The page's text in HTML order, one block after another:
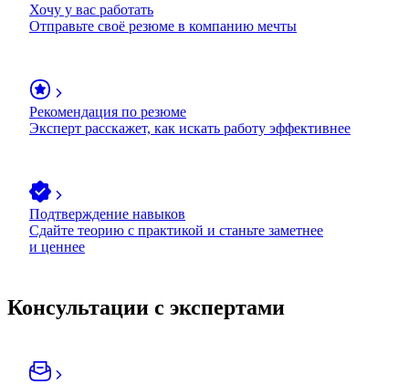
Хочу у вас работать
Отправьте своё резюме в компанию мечты
Рекомендация по резюме
Эксперт расскажет, как искать работу эффективнее
Подтверждение навыков
Сдайте теорию с практикой и станьте заметнее
и ценнее
Консультации с экспертами